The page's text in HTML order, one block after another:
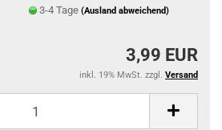
3-4 Tage (Ausland abweichend)
3,99 EUR
inkl. 19% MwSt. zzgl. Versand